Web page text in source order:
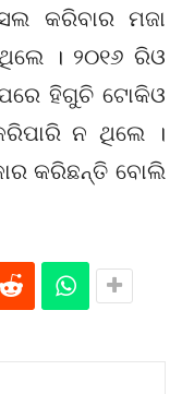
କରିବାର ମଜା
। ୨୦୧୬ ରିଓ
ହିଗୁଚି ଟୋକିଓ
ନ ଥିଲେ ।
କରିଛନ୍ତି ବୋଲି